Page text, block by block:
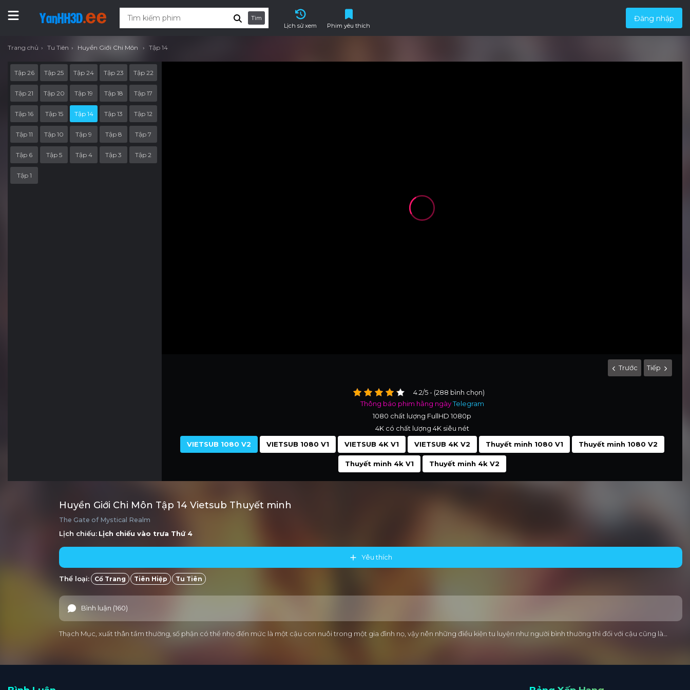
Tìm
Lịch sử xem
Phim yêu thích
Đăng nhập
Trang chủ Tu Tiên Huyền Giới Chi Môn Tập 14
Trước Tiếp
4.2/5 - (288 bình chọn)
Thông báo phim hằng ngàyTelegram
1080 chất lượng FullHD 1080p
4K có chất lượng 4K siêu nét
VIETSUB 1080 V2
VIETSUB 1080 V1 VIETSUB 4K V1 VIETSUB 4K V2 Thuyết minh 1080 V1 Thuyết minh 1080 V2
Thuyết minh 4k V1 Thuyết minh 4k V2
Tập 26 Tập 25 Tập 24 Tập 23 Tập 22
Tập 21 Tập 20 Tập 19 Tập 18 Tập 17
Tập 16 Tập 15 Tập 14 Tập 13 Tập 12
Tập 11 Tập 10 Tập 9 Tập 8 Tập 7
Tập 6 Tập 5 Tập 4 Tập 3 Tập 2
Tập 1
Huyền Giới Chi Môn Tập 14 Vietsub Thuyết minh
The Gate of Mystical Realm
Lịch chiếu: Lịch chiếu vào trưa Thứ 4
Yêu thích
Thể loại: Cổ Trang Tiên Hiệp Tu Tiên
Bình luận (160)
Thạch Mục, xuất thân tầm thường, số phận có thể nhọ đến mức là một cậu con nuôi trong một gia đình nọ, vậy nên những điều kiện tu luyện như người bình thường thì đối với cậu cũng là…